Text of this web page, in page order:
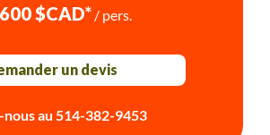
$CAD* / pers.
un devis
au 514-382-9453